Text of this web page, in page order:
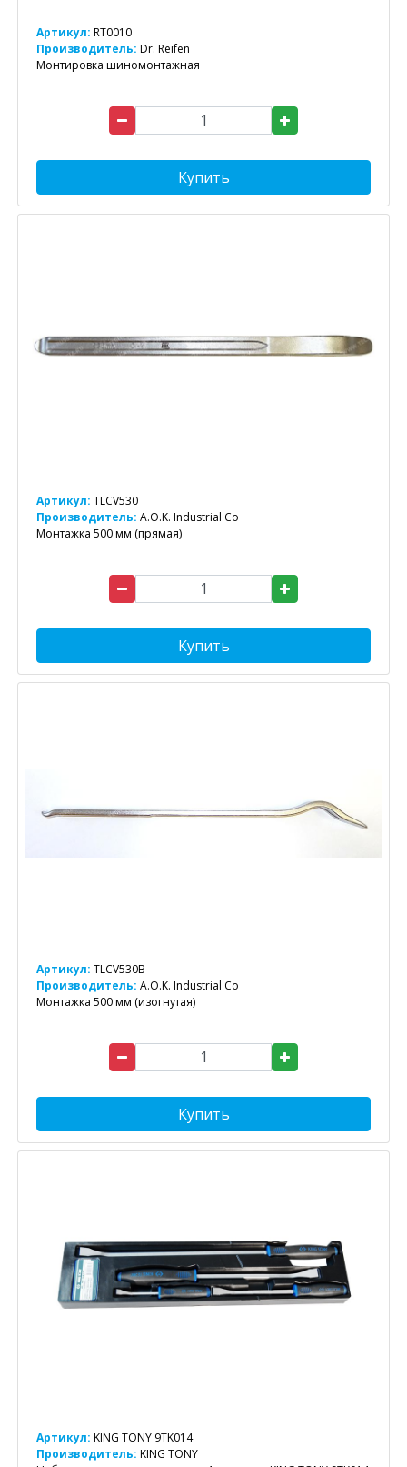
Артикул: RT0010
Производитель: Dr. Reifen
Монтировка шиномонтажная
Купить
Артикул: TLCV530
Производитель: A.O.K. Industrial Co
Монтажка 500 мм (прямая)
Купить
Артикул: TLCV530B
Производитель: A.O.K. Industrial Co
Монтажка 500 мм (изогнутая)
Купить
Артикул: KING TONY 9TK014
Производитель: KING TONY